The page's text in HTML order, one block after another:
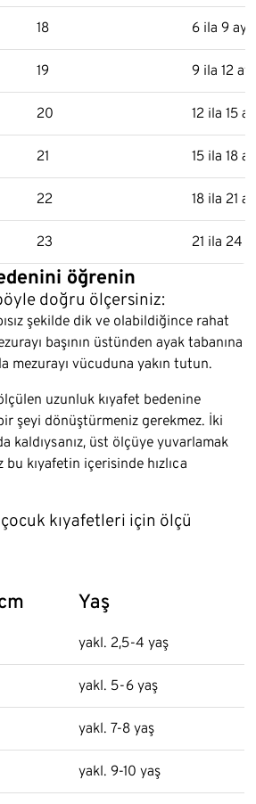
18 6 ila 9 ay
19 9 ila 12 ay
20 12 ila 15 ay
21 15 ila 18 ay
22 18 ila 21 ay
23 21 ila 24
öğrenin
doğru ölçersiniz:
şekilde dik ve olabildiğince rahat
başının üstünden ayak tabanına
mezurayı vücuduna yakın tutun.
uzunluk kıyafet bedenine
şeyi dönüştürmeniz gerekmez. İki
kaldıysanız, üst ölçüye yuvarlamak
kıyafetin içerisinde hızlıca
kıyafetleri için ölçü
Yaş
yakl. 2,5-4 yaş
yakl. 5-6 yaş
yakl. 7-8 yaş
yakl. 9-10 yaş